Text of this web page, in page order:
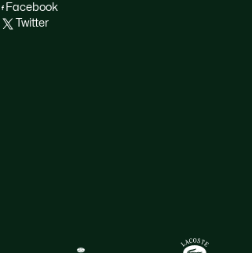
Facebook
Twitter